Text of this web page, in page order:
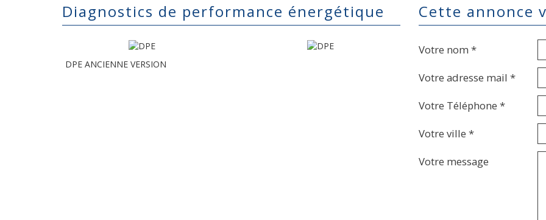
diagnostics de performance énergétique
DPE ANCIENNE VERSION
cette annonce
Votre nom *
Votre adresse mail *
Votre Téléphone *
Votre ville *
Votre message